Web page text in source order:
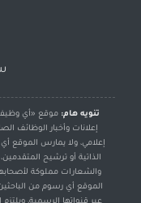
تنويه هام: موقع «أي
إعلانات وأخبار الوظائف
إعلامي، ولا يمارس
الذاتية أو ترشيح
والشعارات مملوكة
الموقع أي رسوم من